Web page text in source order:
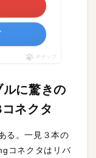
ポチップ
に驚きの
ネクタ
る。一見３本の
コネクタはリバ